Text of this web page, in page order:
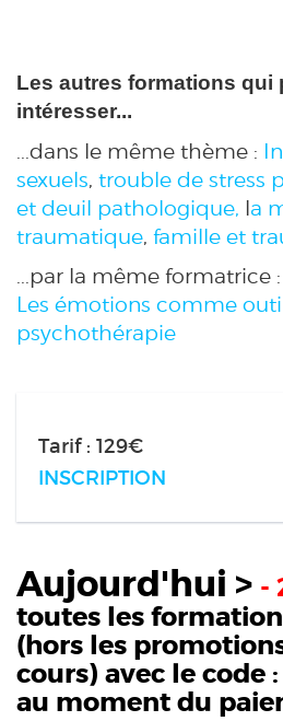
Les autres formations qui
intéresser...
...dans le même thème :
sexuels, trouble de stress
et deuil pathologique, la
traumatique, famille et
...par la même formatrice :
Les émotions comme
psychothérapie
Tarif : 129€
INSCRIPTION
Aujourd'hui > -
toutes les
(hors les
cours) avec le code :
au moment du